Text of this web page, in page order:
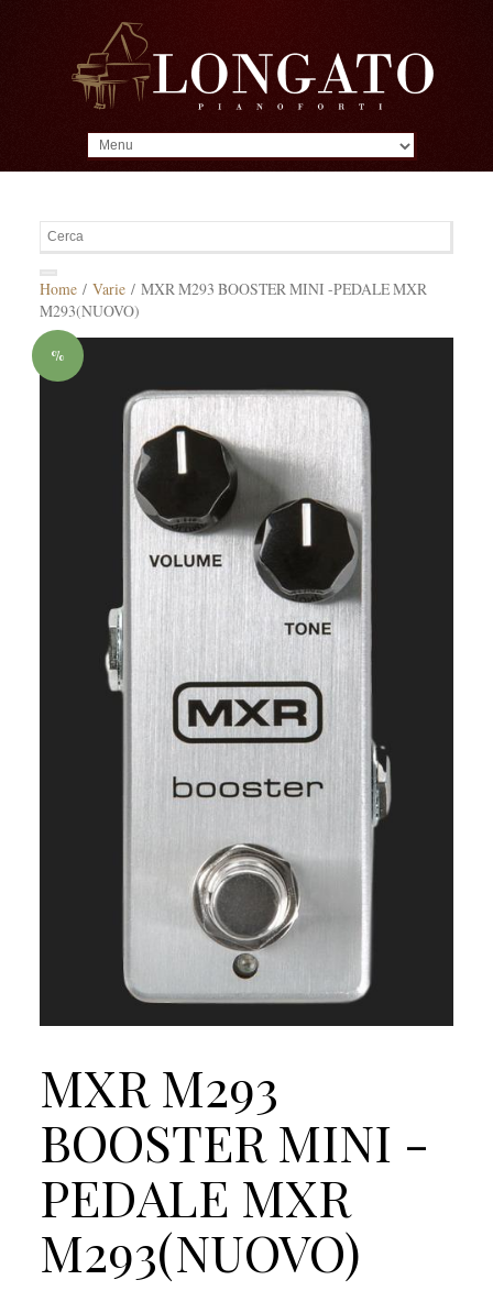
Home/ Varie/ MXR M293 BOOSTER MINI -PEDALE MXR
M293(NUOVO)
%
MXR M293
BOOSTER MINI -
PEDALE MXR
M293(NUOVO)